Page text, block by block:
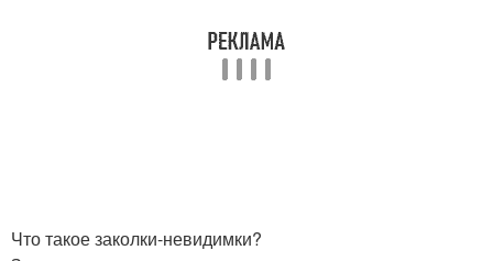
Что такое заколки-невидимки?